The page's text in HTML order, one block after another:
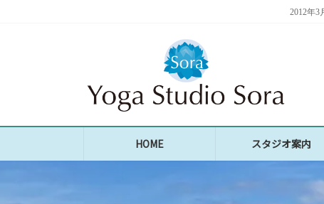
ッ
移
2012年3
HOME スタジオ案内